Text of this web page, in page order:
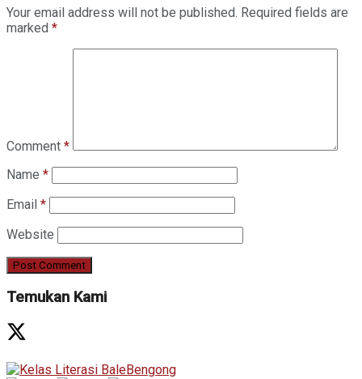
Your email address will not be published. Required fields are
marked *
Comment *
Name *
Email *
Website
Temukan Kami